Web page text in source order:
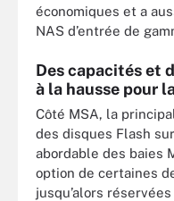
économiques et a
NAS d’entrée de
Des capacités et
à la hausse pour
Côté MSA, la
des disques Flash
abordable des baies
option de certaines
jusqu’alors